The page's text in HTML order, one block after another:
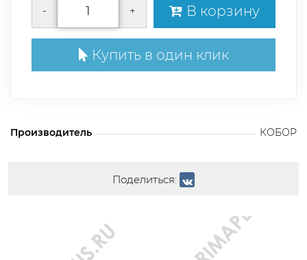
- + В корзину
Купить в один клик
Производитель КОБОР
Поделиться: